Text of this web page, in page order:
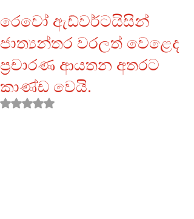
රෙවෝ ඇඩ්වර්ටයිසින්
ජාත්‍යන්තර වරලත් වෙළෙද
ප්‍රචාරණ ආයතන අතරට
කාණ්ඩ වෙයි.
Rated NaN out of 5 stars.